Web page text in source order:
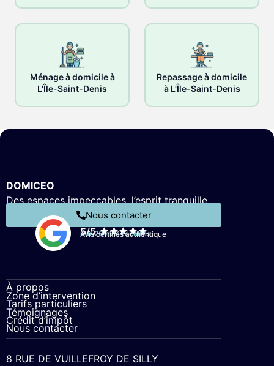
Ménage à domicile à
L'Île-Saint-Denis
Repassage à domicile
à L'Île-Saint-Denis
DOMICEO
Des espaces impeccables, l’esprit tranquille.
Nous contacter
5/5
Sur 26 avis récoltés
Avis certifiés authentique
À propos
Zone d’intervention
Tarifs particuliers
Témoignages
Crédit d’impôt
Nous contacter
8 RUE DE VUILLEFROY DE SILLY